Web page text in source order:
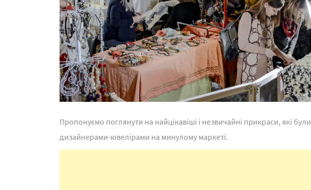
Пропонуємо поглянути на найцікавіші і незвичайні прикраси, які
дизайнерами-ювелірами на минулому маркеті.